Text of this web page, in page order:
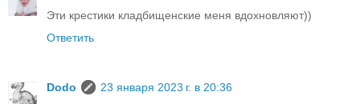
Эти крестики кладбищенские меня вдохновляют))
Ответить
Dodo
23 января 2023 г. в 20:36